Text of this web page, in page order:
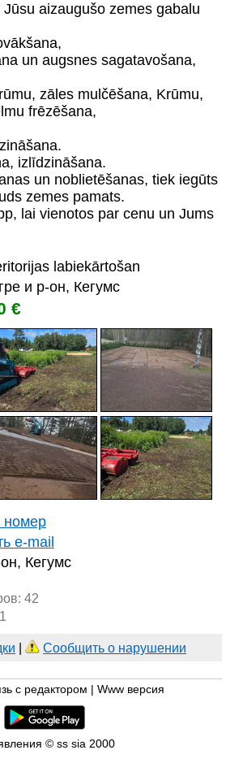
aizaugušo zemes gabalu
un augsnes sagatavošana,
zāles mulčēšana, Krūmu,
frēzēšana,
izlīdzināšana.
un noblietēšanas, tiek iegūts
zemes pamats.
lai vienotos par cenu un Jums
labiekārtošan
и р-он, Кегумс
€
номер
e-mail
Кегумс
42
Сообщить о нарушении
с редактором Www версия
© ss sia 2000